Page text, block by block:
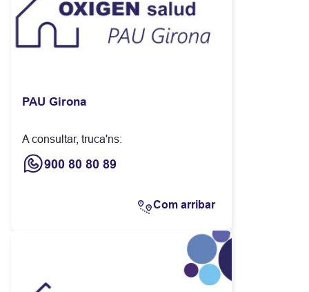
PAU Girona
A consultar, truca'ns:
900 80 80 89
Com arribar